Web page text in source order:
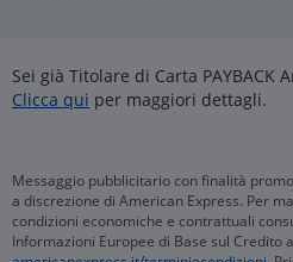
Sei già Titolare di Carta PAYBACK
Clicca qui per maggiori dettagli.
Messaggio pubblicitario con finalità
a discrezione di American Express. Per
condizioni economiche e contrattuali
Informazioni Europee di Base sul Credito